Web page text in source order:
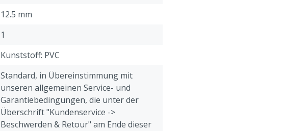
12.5 mm
1
Kunststoff: PVC
Standard, in Übereinstimmung mit
unseren allgemeinen Service- und
Garantiebedingungen, die unter der
Überschrift "Kundenservice ->
Beschwerden & Retour" am Ende dieser